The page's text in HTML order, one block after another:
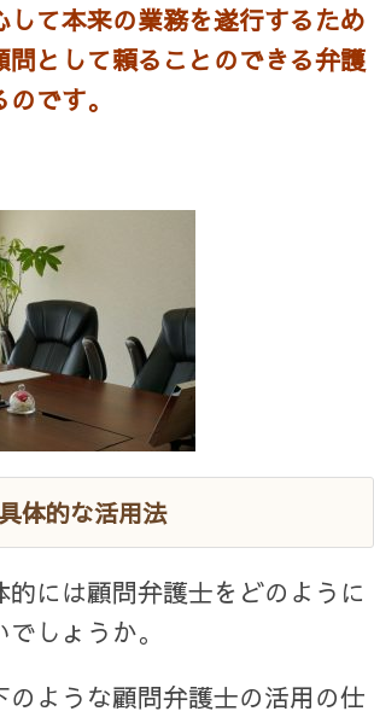
して本来の業務を遂行するため
問として頼ることのできる弁護
です。
体的な活用法
的には顧問弁護士をどのように
しょうか。
のような顧問弁護士の活用の仕